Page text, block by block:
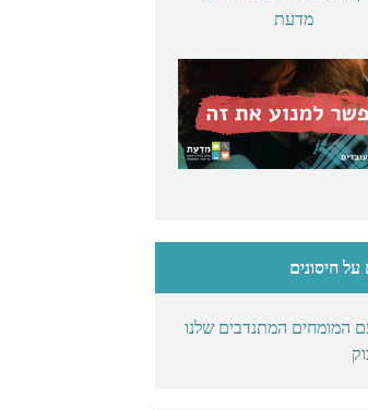
מדעת
חיסונים
המומחים המתנדבים שלנו